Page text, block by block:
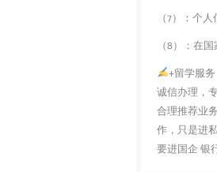
（7）：个
（8）：在
+留学服务
诚信办理，
合理推荐业
作，只是进
要进国企 银